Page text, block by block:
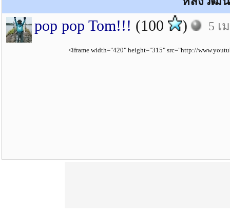
pop pop Tom!!! (100 ) 5 เ
<iframe width="420" height="315" src="http://